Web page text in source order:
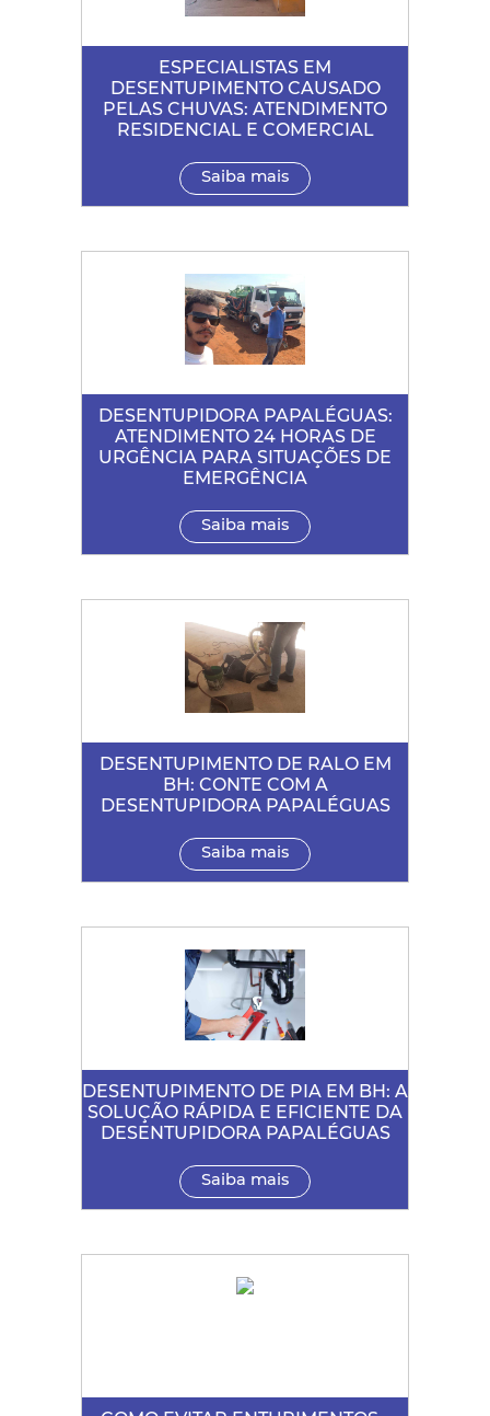
ESPECIALISTAS EM
DESENTUPIMENTO CAUSADO
PELAS CHUVAS: ATENDIMENTO
RESIDENCIAL E COMERCIAL
Saiba mais
DESENTUPIDORA PAPALÉGUAS:
ATENDIMENTO 24 HORAS DE
URGÊNCIA PARA SITUAÇÕES DE
EMERGÊNCIA
Saiba mais
DESENTUPIMENTO DE RALO EM
BH: CONTE COM A
DESENTUPIDORA PAPALÉGUAS
Saiba mais
DESENTUPIMENTO DE PIA EM BH: A
SOLUÇÃO RÁPIDA E EFICIENTE DA
DESENTUPIDORA PAPALÉGUAS
Saiba mais